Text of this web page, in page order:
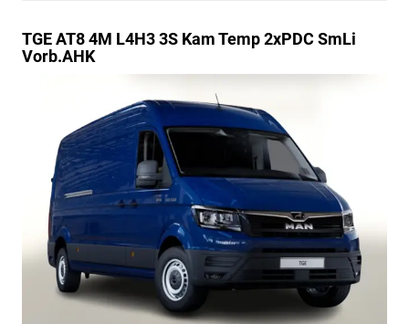
TGEAT8 4M L4H3 3S Kam Temp 2xPDC SmLi
Vorb.AHK